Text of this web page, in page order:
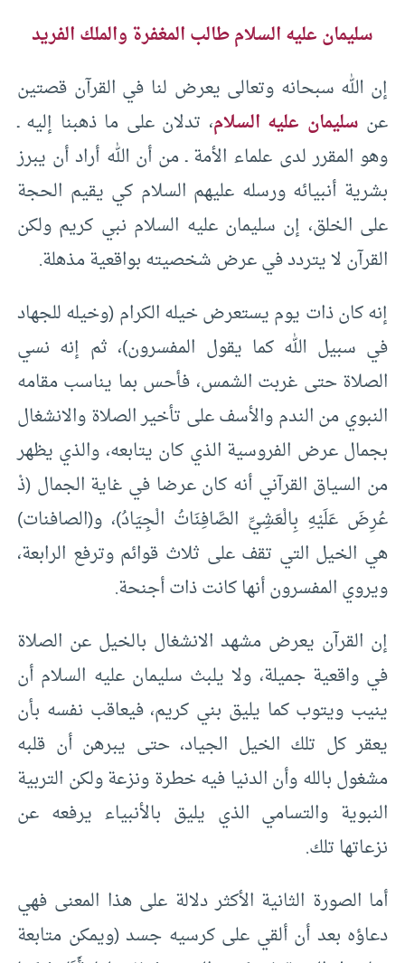
سليمان عليه السلامطالب المغفرة والملك الفريد
إن الله سبحانه وتعالى يعرض لنا في القرآن قصتين
عن سليمان عليه السلام، تدلان على ما ذهبنا إليه ـ
وهو المقرر لدى علماء الأمة ـ من أن الله أراد أن يبرز
بشرية أنبيائه ورسله عليهم السلام كي يقيم الحجة
على الخلق، إن سليمان عليه السلام نبي كريم ولكن
القرآن لا يتردد في عرض شخصيته بواقعية مذهلة.
إنه كان ذات يوم يستعرض خيله الكرام (وخيله للجهاد
في سبيل الله كما يقول المفسرون)، ثم إنه نسي
الصلاة حتى غربت الشمس، فأحس بما يناسب مقامه
النبوي من الندم والأسف على تأخير الصلاة والانشغال
بجمال عرض الفروسية الذي كان يتابعه، والذي يظهر
من السياق القرآني أنه كان عرضا في غاية الجمال (ذْ
عُرِضَ عَلَيْهِ بِالْعَشِيِّ الصَّافِنَاتُ الْجِيَادُ)، و(الصافنات)
هي الخيل التي تقف على ثلاث قوائم وترفع الرابعة،
ويروي المفسرون أنها كانت ذات أجنحة.
إن القرآن يعرض مشهد الانشغال بالخيل عن الصلاة
في واقعية جميلة، ولا يلبث سليمان عليه السلام أن
ينيب ويتوب كما يليق بني كريم، فيعاقب نفسه بأن
يعقر كل تلك الخيل الجياد، حتى يبرهن أن قلبه
مشغول بالله وأن الدنيا فيه خطرة ونزعة ولكن التربية
النبوية والتسامي الذي يليق بالأنبياء يرفعه عن
نزعاتها تلك.
أما الصورة الثانية الأكثر دلالة على هذا المعنى فهي
دعاؤه بعد أن ألقي على كرسيه جسد (ويمكن متابعة